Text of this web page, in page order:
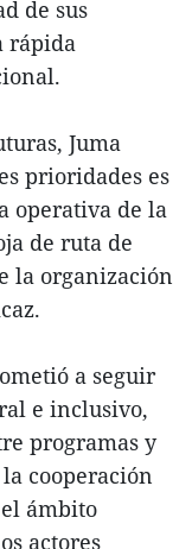
de sus
rápida
Juma
prioridades es
operativa de la
de ruta de
la organización
a seguir
e inclusivo,
programas y
cooperación
ámbito
actores